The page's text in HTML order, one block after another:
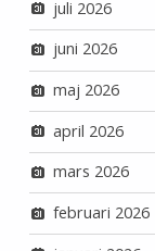
juli 2026
juni 2026
maj 2026
april 2026
mars 2026
februari 2026